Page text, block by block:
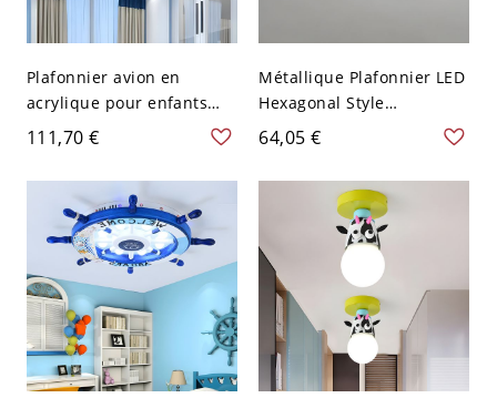
Plafonnier avion en
acrylique pour enfants
avec éclairage LED blanc
pour chambre d'enfant
111,70 €
Métallique Plafonnier LED
Hexagonal Style
Contemporain Luminaire
Encastré pour Chambre -
Blanc 110 V-120 V 40,64
64,05 €